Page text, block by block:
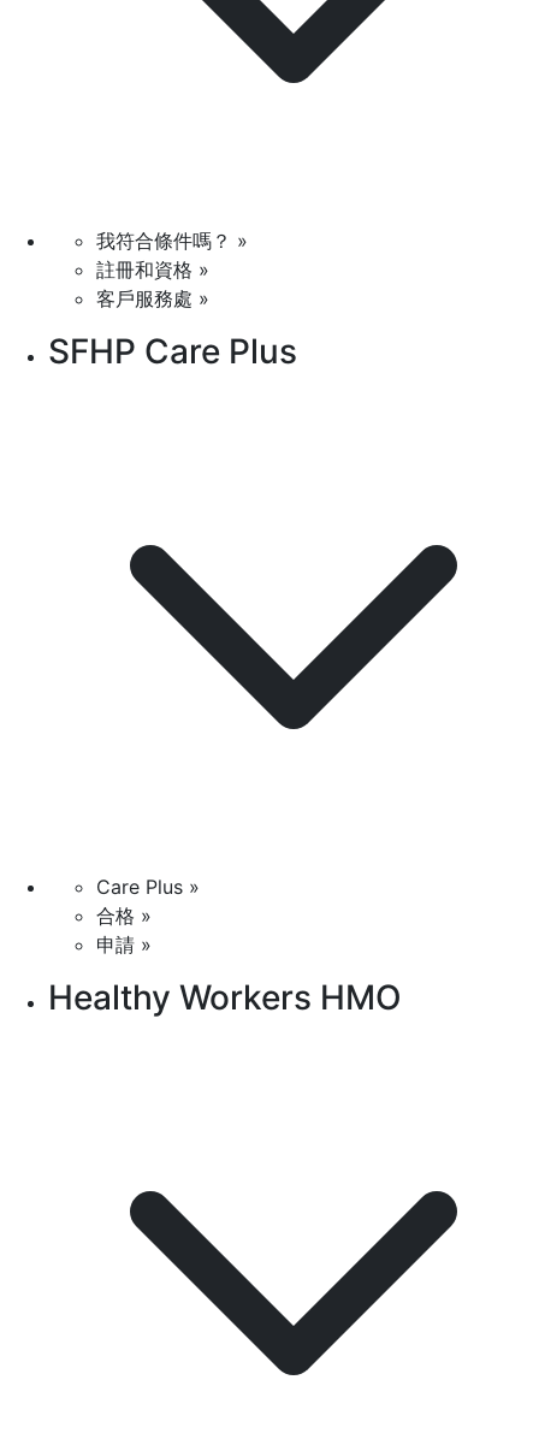
我符合條件嗎？ »
註冊和資格 »
客戶服務處 »
SFHP Care Plus
Care Plus »
合格 »
申請 »
Healthy Workers HMO